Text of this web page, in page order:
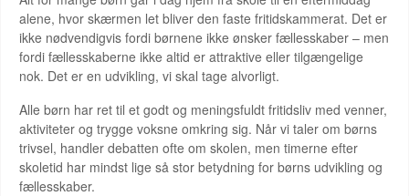
alene, hvor skærmen let bliver den faste fritidskammerat. Det er
ikke nødvendigvis fordi børnene ikke ønsker fællesskaber – men
fordi fællesskaberne ikke altid er attraktive eller tilgængelige
nok. Det er en udvikling, vi skal tage alvorligt.
Alle børn har ret til et godt og meningsfuldt fritidsliv med venner,
aktiviteter og trygge voksne omkring sig. Når vi taler om børns
trivsel, handler debatten ofte om skolen, men timerne efter
skoletid har mindst lige så stor betydning for børns udvikling og
fællesskaber.